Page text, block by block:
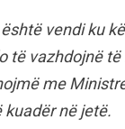
vendi ku
të vazhdojnë
me
në jetë.